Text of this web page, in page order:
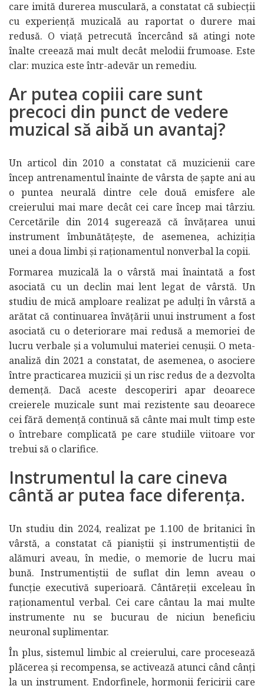
care imită durerea musculară, a constatat că subiecții
cu experiență muzicală au raportat o durere mai
redusă. O viață petrecută încercând să atingi note
înalte creează mai mult decât melodii frumoase. Este
clar: muzica este într-adevăr un remediu.
Ar putea copiii care sunt
precoci din punct de vedere
muzical să aibă un avantaj?
Un articol din 2010 a constatat că muzicienii care
încep antrenamentul înainte de vârsta de șapte ani au
o puntea neurală dintre cele două emisfere ale
creierului mai mare decât cei care încep mai târziu.
Cercetările din 2014 sugerează că învățarea unui
instrument îmbunătățește, de asemenea, achiziția
unei a doua limbi și raționamentul nonverbal la copii.
Formarea muzicală la o vârstă mai înaintată a fost
asociată cu un declin mai lent legat de vârstă. Un
studiu de mică amploare realizat pe adulți în vârstă a
arătat că continuarea învățării unui instrument a fost
asociată cu o deteriorare mai redusă a memoriei de
lucru verbale și a volumului materiei cenușii. O meta-
analiză din 2021 a constatat, de asemenea, o asociere
între practicarea muzicii și un risc redus de a dezvolta
demență. Dacă aceste descoperiri apar deoarece
creierele muzicale sunt mai rezistente sau deoarece
cei fără demență continuă să cânte mai mult timp este
o întrebare complicată pe care studiile viitoare vor
trebui să o clarifice.
Instrumentul la care cineva
cântă ar putea face diferența.
Un studiu din 2024, realizat pe 1.100 de britanici în
vârstă, a constatat că pianiștii și instrumentiștii de
alămuri aveau, în medie, o memorie de lucru mai
bună. Instrumentiștii de suflat din lemn aveau o
funcție executivă superioară. Cântăreții exceleau în
raționamentul verbal. Cei care cântau la mai multe
instrumente nu se bucurau de niciun beneficiu
neuronal suplimentar.
În plus, sistemul limbic al creierului, care procesează
plăcerea și recompensa, se activează atunci când cânți
la un instrument. Endorfinele, hormonii fericirii care